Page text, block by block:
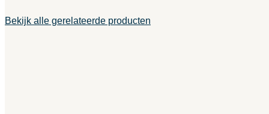
Bekijk alle gerelateerde producten